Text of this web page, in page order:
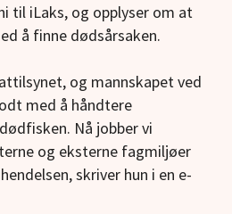
til iLaks, og opplyser om at
å finne dødsårsaken.
og mannskapet ved
med å håndtere
Nå jobber vi
og eksterne fagmiljøer
skriver hun i en e-